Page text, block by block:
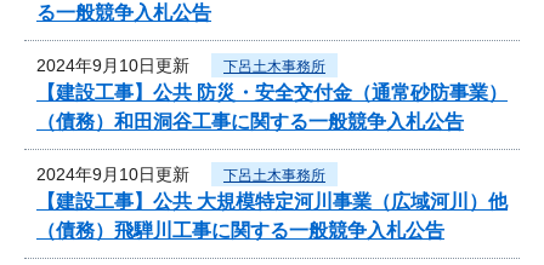
る一般競争入札公告
2024年9月10日更新 下呂土木事務所
【建設工事】公共 防災・安全交付金（通常砂防事業）
（債務）和田洞谷工事に関する一般競争入札公告
2024年9月10日更新 下呂土木事務所
【建設工事】公共 大規模特定河川事業（広域河川）他
（債務）飛騨川工事に関する一般競争入札公告